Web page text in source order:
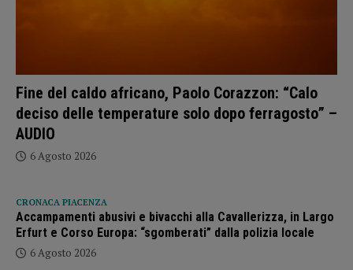
Fine del caldo africano, Paolo Corazzon: “Calo
deciso delle temperature solo dopo ferragosto” –
AUDIO
6 Agosto 2026
CRONACA PIACENZA
Accampamenti abusivi e bivacchi alla Cavallerizza, in Largo
Erfurt e Corso Europa: “sgomberati” dalla polizia locale
6 Agosto 2026